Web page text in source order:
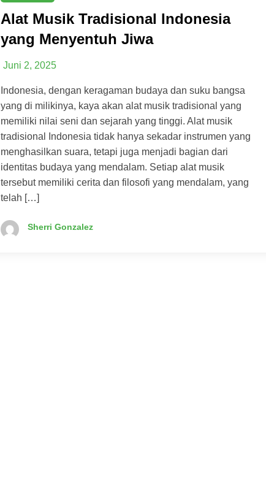
Alat Musik Tradisional Indonesia
yang Menyentuh Jiwa
Juni 2, 2025
Indonesia, dengan keragaman budaya dan suku bangsa
yang di milikinya, kaya akan alat musik tradisional yang
memiliki nilai seni dan sejarah yang tinggi. Alat musik
tradisional Indonesia tidak hanya sekadar instrumen yang
menghasilkan suara, tetapi juga menjadi bagian dari
identitas budaya yang mendalam. Setiap alat musik
tersebut memiliki cerita dan filosofi yang mendalam, yang
telah […]
Sherri Gonzalez